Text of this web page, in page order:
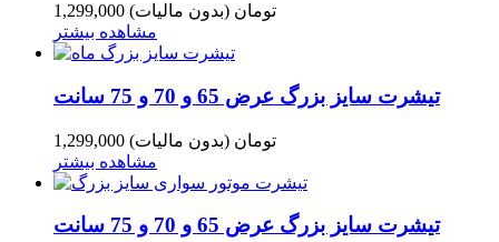
1,299,000 تومان (بدون مالیات)
مشاهده بیشتر
تیشرت سایز بزرگ عرض 65 و 70 و 75 سانت
1,299,000 تومان (بدون مالیات)
مشاهده بیشتر
تیشرت سایز بزرگ عرض 65 و 70 و 75 سانت